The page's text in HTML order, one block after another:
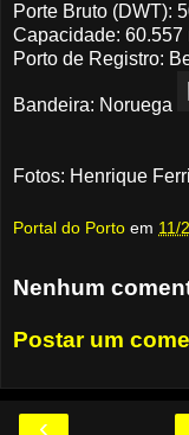
Porte Bruto (DWT):
Capacidade: 60.557
Porto de Registro:
Bandeira: Noruega
Fotos: Henrique
Portal do Porto em 11/
Nenhum
Postar um
‹